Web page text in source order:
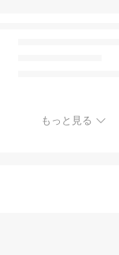
もっと見る